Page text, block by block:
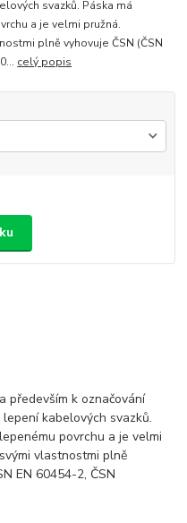
svazků. Páska má
a je velmi pružná.
plně vyhovuje ČSN (ČSN
celý popis
především k označování
kabelových svazků.
povrchu a je velmi
vlastnostmi plně
EN 60454-2, ČSN